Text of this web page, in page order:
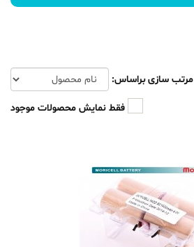
مرتب سازی براساس:
فقط نمایش محصولات موجود